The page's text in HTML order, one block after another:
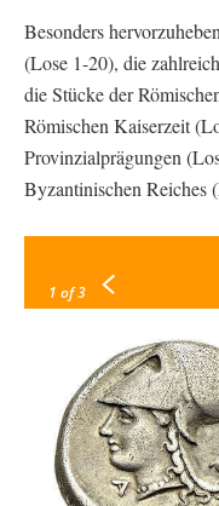
Besonders
(Lose 1-20), die
die Stücke der
Römischen Kaiserzeit
Provinzialprägungen
Byzantinischen Reiches
1 of 3